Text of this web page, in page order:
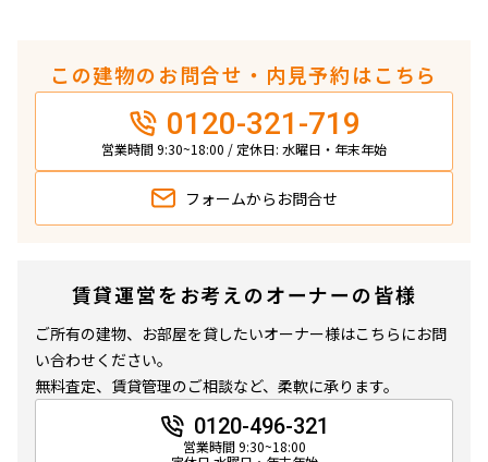
この建物のお問合せ・内見予約はこちら
0120-321-719
営業時間 9:30~18:00 / 定休日: 水曜日・年末年始
フォームから お問合せ
賃貸運営をお考えのオーナーの皆様
ご所有の建物、お部屋を貸したいオーナー様はこちらにお問
い合わせください。
無料査定、賃貸管理のご相談など、柔軟に承ります。
0120-496-321
営業時間 9:30~18:00